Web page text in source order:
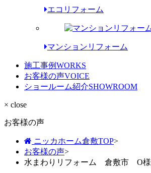
エコリフォーム
マンションリフォーム
施工事例WORKS
お客様の声VOICE
ショールーム紹介SHOWROOM
× close
お客様の声
ニッカホーム倉敷TOP>
お客様の声>
水まわりリフォーム 倉敷市 O様